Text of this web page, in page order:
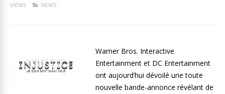
VIEWS
NEWS
Warner Bros. Interactive
Entertainment et DC Entertainment
ont aujourd’hui dévoilé une toute
nouvelle bande-annonce révélant de